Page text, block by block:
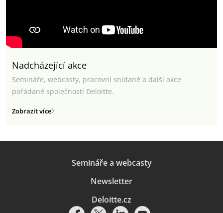
Nadcházející akce
Semináře, webcasty, pracovní snídaně a další akce
pořádané společností Deloitte.
Zobrazit více
Semináře a webcasty
Newsletter
Deloitte.cz